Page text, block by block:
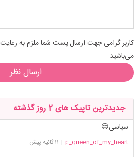
کاربر گرامی جهت ارسال پست شما ملزم به رعایت
می‌باشید
ارسال نظر
جدیدترین تاپیک های 2 روز گذشته
سیاسی😑
p_queen_of_my_heart
| 11 ثانیه پیش